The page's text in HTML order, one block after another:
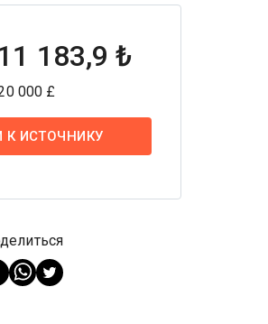
183,9 ₺
000 £
К ИСТОЧНИКУ